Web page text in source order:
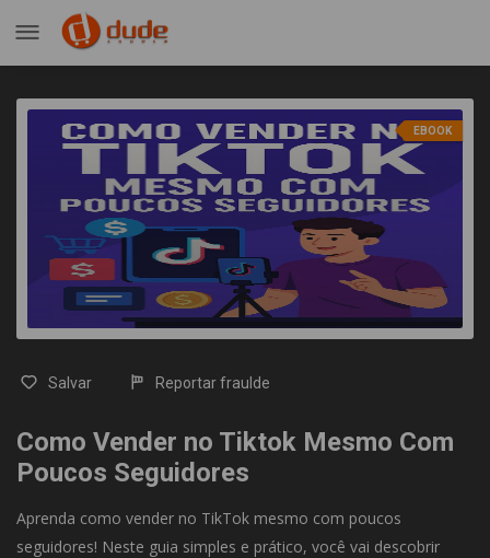
EBOOK
Salvar Reportar fraulde
Como Vender no Tiktok Mesmo Com
Poucos Seguidores
Aprenda como vender no TikTok mesmo com poucos
seguidores! Neste guia simples e prático, você vai descobrir